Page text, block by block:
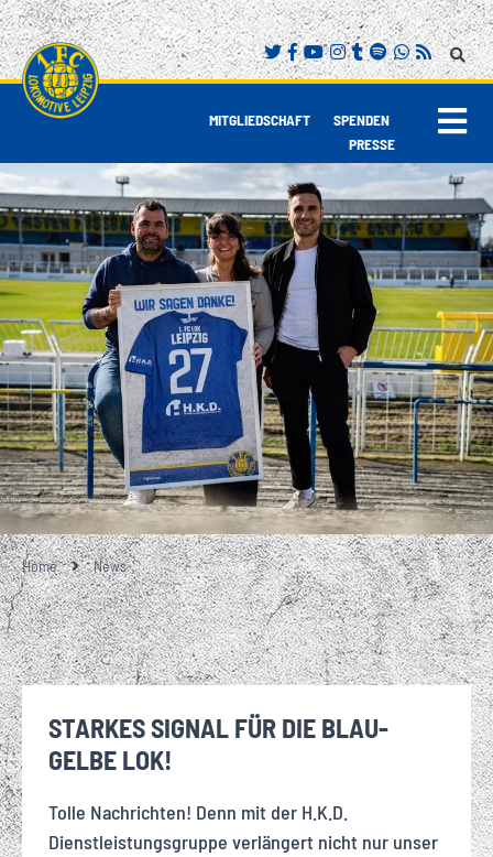
MITGLIEDSCHAFT| SPENDEN |
PRESSE
Home News
STARKES SIGNAL FÜR DIE BLAU-
GELBE LOK!
Tolle Nachrichten! Denn mit der H.K.D.
Dienstleistungsgruppe verlängert nicht nur unser